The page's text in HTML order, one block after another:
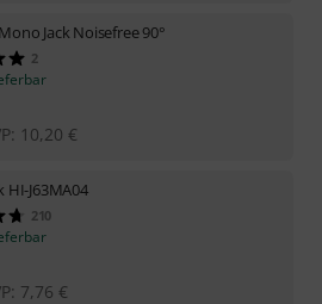
Jack Noisefree 90°
2
10,20 €
HI-J63MA04
210
7,76 €